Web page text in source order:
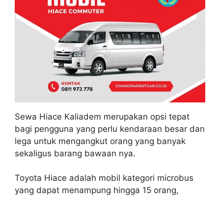
Sewa Hiace Kaliadem merupakan opsi tepat
bagi pengguna yang perlu kendaraan besar dan
lega untuk mengangkut orang yang banyak
sekaligus barang bawaan nya.
Toyota Hiace adalah mobil kategori microbus
yang dapat menampung hingga 15 orang,